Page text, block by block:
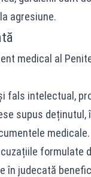
agresiune.
medical al
fals intelectual,
supus deținutul,
medicale.
formulate
judecată